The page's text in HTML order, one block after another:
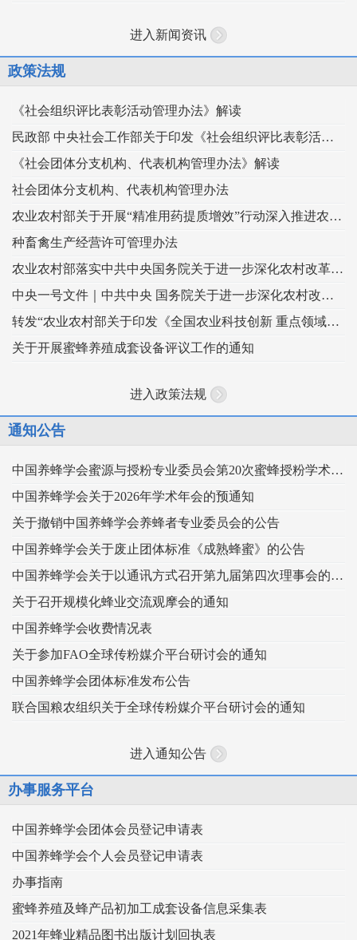
进入新闻资讯
政策法规
《社会组织评比表彰活动管理办法》解读
民政部 中央社会工作部关于印发《社会组织评比表彰活动管理办法》的通知
《社会团体分支机构、代表机构管理办法》解读
社会团体分支机构、代表机构管理办法
农业农村部关于开展“精准用药提质增效”行动深入推进农药科学安全使用工作的指导意见
种畜禽生产经营许可管理办法
农业农村部落实中共中央国务院关于进一步深化农村改革扎实推进乡村全面振兴 工作部署的实施意见
中央一号文件｜中共中央 国务院关于进一步深化农村改革 扎实推进乡村全面振兴的意见
转发“农业农村部关于印发《全国农业科技创新 重点领域（2024–2028年）》的通知”
关于开展蜜蜂养殖成套设备评议工作的通知
进入政策法规
通知公告
中国养蜂学会蜜源与授粉专业委员会第20次蜜蜂授粉学术交流会暨向日葵授粉现场观摩会通知 （第二轮）
中国养蜂学会关于2026年学术年会的预通知
关于撤销中国养蜂学会养蜂者专业委员会的公告
中国养蜂学会关于废止团体标准《成熟蜂蜜》的公告
中国养蜂学会关于以通讯方式召开第九届第四次理事会的通知
关于召开规模化蜂业交流观摩会的通知
中国养蜂学会收费情况表
关于参加FAO全球传粉媒介平台研讨会的通知
中国养蜂学会团体标准发布公告
联合国粮农组织关于全球传粉媒介平台研讨会的通知
进入通知公告
办事服务平台
中国养蜂学会团体会员登记申请表
中国养蜂学会个人会员登记申请表
办事指南
蜜蜂养殖及蜂产品初加工成套设备信息采集表
2021年蜂业精品图书出版计划回执表